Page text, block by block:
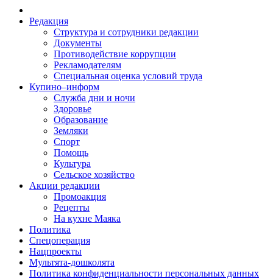
Редакция
Структура и сотрудники редакции
Документы
Противодействие коррупции
Рекламодателям
Специальная оценка условий труда
Купино–информ
Служба дни и ночи
Здоровье
Образование
Земляки
Спорт
Помощь
Культура
Сельское хозяйство
Акции редакции
Промоакция
Рецепты
На кухне Маяка
Политика
Спецоперация
Нацпроекты
Мультята-дошколята
Политика конфиденциальности персональных данных